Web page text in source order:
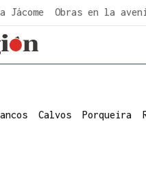
Jácome Obras en la
Calvos Porqueira